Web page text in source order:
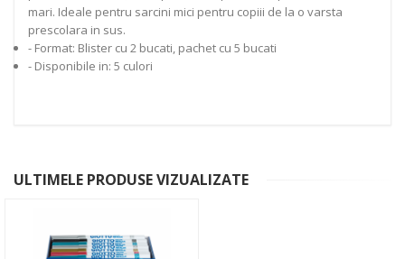
mari. Ideale pentru sarcini mici pentru copiii de la o varsta
prescolara in sus.
- Format: Blister cu 2 bucati, pachet cu 5 bucati
- Disponibile in: 5 culori
ULTIMELE PRODUSE VIZUALIZATE